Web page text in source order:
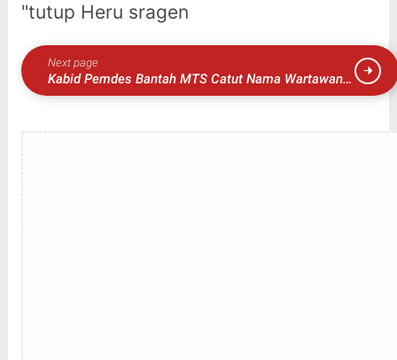
"tutup Heru sragen
Next page
Kabid Pemdes Bantah MTS Catut Nama Wartawan
Terima Uang Bimtek BPD